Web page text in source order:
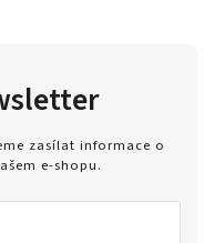
zasílat informace o
e-shopu.